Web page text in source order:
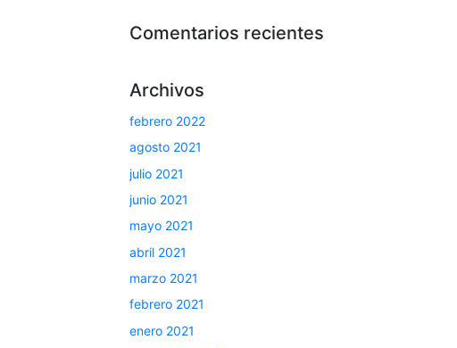
Comentarios recientes
Archivos
febrero 2022
agosto 2021
julio 2021
junio 2021
mayo 2021
abril 2021
marzo 2021
febrero 2021
enero 2021